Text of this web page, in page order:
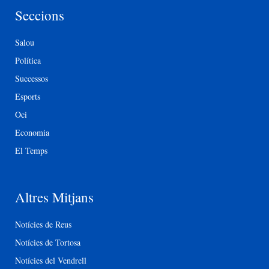
Seccions
Salou
Política
Successos
Esports
Oci
Economia
El Temps
Altres Mitjans
Notícies de Reus
Notícies de Tortosa
Notícies del Vendrell